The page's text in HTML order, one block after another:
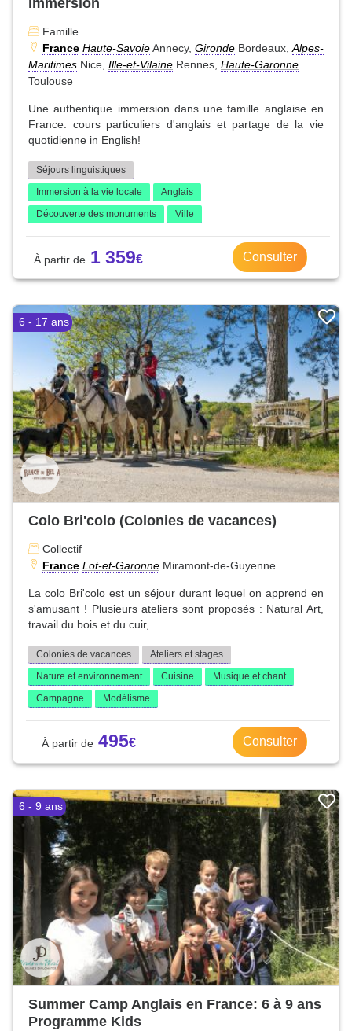
Famille
France Haute-SavoieAnnecy, Gironde Bordeaux, Alpes-
Maritimes Nice, Ille-et-Vilaine Rennes, Haute-Garonne
Toulouse
Une authentique immersion dans une famille anglaise en
France: cours particuliers d'anglais et partage de la vie
quotidienne in English!
Séjours linguistiques
Immersion à la vie locale
Anglais
Découverte des monuments
Ville
1 359 Consulter
6 - 17 ans
Colo Bri'colo (Colonies de vacances)
Collectif
France Lot-et-Garonne Miramont-de-Guyenne
La colo Bri'colo est un séjour durant lequel on apprend en
s'amusant ! Plusieurs ateliers sont proposés : Natural Art,
travail du bois et du cuir,...
Colonies de vacances
Ateliers et stages
Nature et environnement
Cuisine
Musique et chant
Campagne
Modélisme
495 Consulter
6 - 9 ans
Summer Camp Anglais en France: 6 à 9 ans
Programme Kids